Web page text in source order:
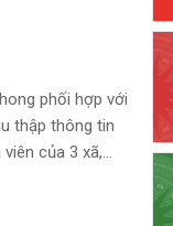
phối hợp với
thập thông tin
của 3 xã,